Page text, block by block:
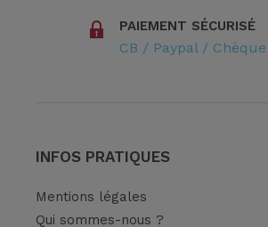
PAIEMENT SÉCURISÉ
CB / Paypal / Chèque
INFOS PRATIQUES
Mentions légales
Qui sommes-nous ?